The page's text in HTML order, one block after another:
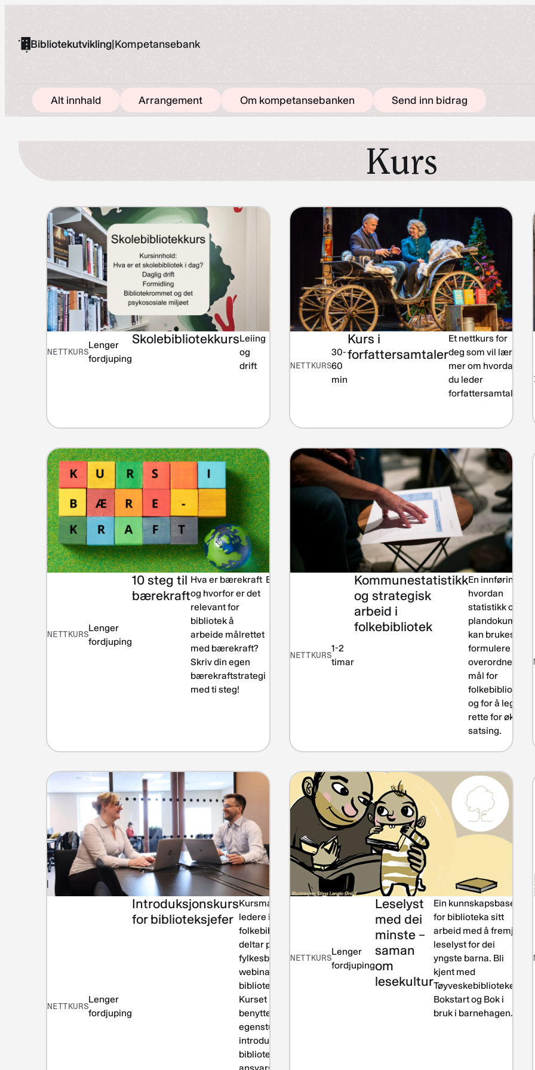
innholdBibliotekutvikling|Kompetansebank
Alt innhald Arrangement Om kompetansebanken Send inn bidrag
Kurs
NETTKURS
Lenger
fordjuping
SkolebibliotekkursLeiing
og
drift
NETTKURS
30-
60
min
Kurs i
forfattersamtaler
Et nettkurs for
deg som vil lære
mer om hvordan
du leder
forfattersamtaler.
NETTKURS
Lenger
fordjuping
10 steg til
bærekraft
Hva er bærekraft
og hvorfor er det
relevant for
bibliotek å
arbeide målrettet
med bærekraft?
Skriv din egen
bærekraftstrategi
med ti steg!
Bærekraft
NETTKURS
1-2
timar
Kommunestatistikk
og strategisk
arbeid i
folkebibliotek
En innføring i
hvordan
statistikk og
plandokumenter
kan brukes for å
formulere
overordnede
mål for
folkebiblioteket,
og for å legge til
rette for økt
satsing.
NETTKURS
Lenger
fordjuping
Introduksjonskurs
for biblioteksjefer
Kursmateriale for
ledere i
folkebibliotek som
deltar på
fylkesbibliotekenes
webinarer for nye
biblioteksjefer.
Kurset kan også
benyttes til
egenstudium som
introduksjon til
biblioteksjefens
NETTKURS
Lenger
fordjuping
Leselyst
med dei
minste –
saman
om
lesekultur
Ein kunnskapsbase
for biblioteka sitt
arbeid med å fremje
leselyst for dei
yngste barna. Bli
kjent med
Tøyveskebiblioteket,
Bokstart og Bok i
bruk i barnehagen.